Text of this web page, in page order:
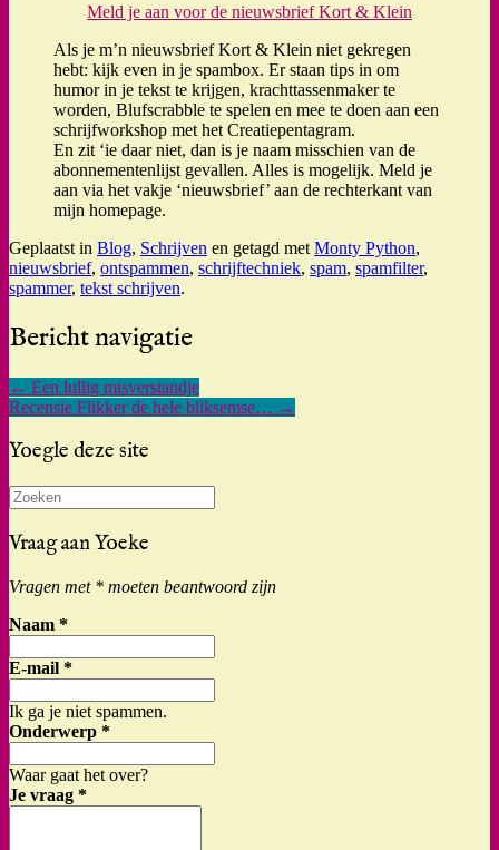
Meld je aan voor de nieuwsbrief Kort & Klein
Als je m’n nieuwsbrief Kort & Klein niet gekregen
hebt: kijk even in je spambox. Er staan tips in om
humor in je tekst te krijgen, krachttassenmaker te
worden, Blufscrabble te spelen en mee te doen aan een
schrijfworkshop met het Creatiepentagram.
En zit ‘ie daar niet, dan is je naam misschien van de
abonnementenlijst gevallen. Alles is mogelijk. Meld je
aan via het vakje ‘nieuwsbrief’ aan de rechterkant van
mijn homepage.
Geplaatst in Blog, Schrijven en getagd met Monty Python,
nieuwsbrief, ontspammen, schrijftechniek, spam, spamfilter,
spammer, tekst schrijven.
Bericht navigatie
← Een lullig misverstandje
Recensie Flikker de hele bliksemse… →
Yoegle deze site
Zoeken
naar:
Vraag aan Yoeke
Vragen met * moeten beantwoord zijn
Naam *
E-mail *
Ik ga je niet spammen.
Onderwerp *
Waar gaat het over?
Je vraag *